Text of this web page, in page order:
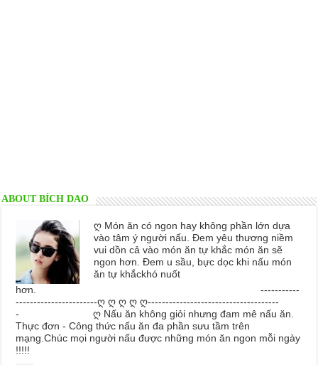
ABOUT BÍCH DAO
ღ Món ăn có ngon hay không phần lớn dựa
vào tâm ý người nấu. Đem yêu thương niềm
vui dồn cả vào món ăn tự khắc món ăn sẽ
ngon hơn. Đem u sầu, bực dọc khi nấu món
ăn tự khắckhó nuốt
hơn. -----------
-----------------------ღ ღ ღ ღ ღ-------------------------------------
- ღ Nấu ăn không giỏi nhưng đam mê nấu ăn.
Thực đơn - Công thức nấu ăn đa phần sưu tầm trên
mạng.Chúc mọi người nấu được những món ăn ngon mỗi ngày
!!!!!